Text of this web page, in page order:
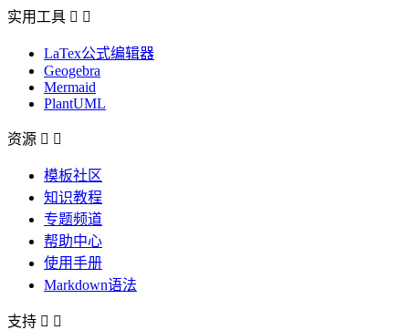
实用工具  
LaTex公式编辑器
Geogebra
Mermaid
PlantUML
资源  
模板社区
知识教程
专题频道
帮助中心
使用手册
Markdown语法
支持  